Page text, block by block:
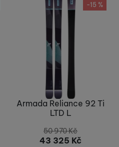
-15 %
Armada Reliance 92 Ti
LTD L
50 970Kč
43 325 Kč